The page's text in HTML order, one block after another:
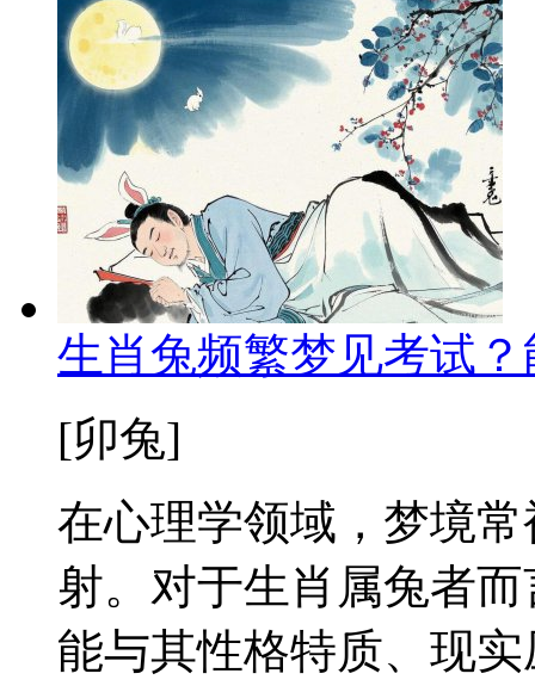
生肖兔频繁梦见考试
[卯兔]
在心理学领域，梦境
射。对于生肖属兔者
能与其性格特质、现